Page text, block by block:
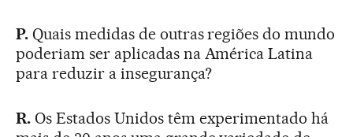
P.Quais medidas de outras regiões do mundo
poderiam ser aplicadas na América Latina
para reduzir a insegurança?
R.Os Estados Unidos têm experimentado há